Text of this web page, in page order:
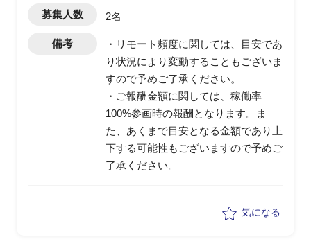
募集人数 2名
備考
・リモート頻度に関しては、目安であ
り状況により変動することもございま
すので予めご了承ください。
・ご報酬金額に関しては、稼働率
100%参画時の報酬となります。ま
た、あくまで目安となる金額であり上
下する可能性もございますので予めご
了承ください。
気になる